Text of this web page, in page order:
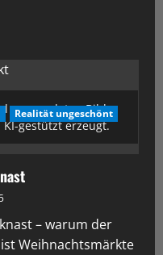
verwendeten Bilder
gestützt erzeugt.
Realität ungeschönt
– warum der
Weihnachtsmärkte